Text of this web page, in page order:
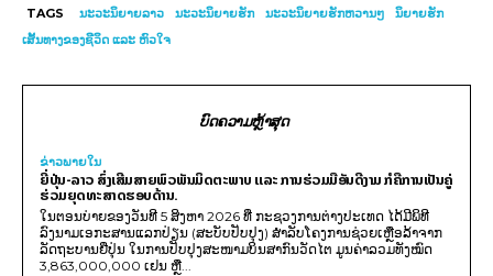
TAGS ນະວະນິຍາຍລາວ ນະວະນິຍາຍຮັກ ນະວະນິຍາຍຮັກຫວານໆ
ນິຍາຍຮັກ
ເສັ້ນທາງຂອງຊີວິດ ແລະ ຫົວໃຈ
ບົດຄວາມຫຼ້າສຸດ
ຂ່າວພາຍ​ໃນ
ຍີ່ປຸ່ນ-ລາວ ສົ່ງເສີມສາຍພົວພັນມິດຕະພາບ ແລະ ການຮ່ວມມືອັນດີງາມ ກໍຄືການເປັນຄູ່
ຮ່ວມຍຸດທະສາດຮອບດ້ານ.
ໃນຕອນບ່າຍຂອງວັນທີ 5 ສິງຫາ 2026 ທີ່ ກະຊວງການຕ່າງປະເທດ ໄດ້ມີພິທີ
ລົງນາມເອກະສານແລກປ່ຽນ (ສະບັບປັບປຸງ) ສໍາລັບໂຄງການຊ່ວຍເຫຼືອລ້າຈາກ
ລັດຖະບານຍີ່ປຸ່ນ ໃນການປັບປຸງສະໜາມບິນສາກົນວັດໄຕ ມູນຄ່າລວມທັງໝົດ
3,863,000,000 ເຢນ ຫຼື...